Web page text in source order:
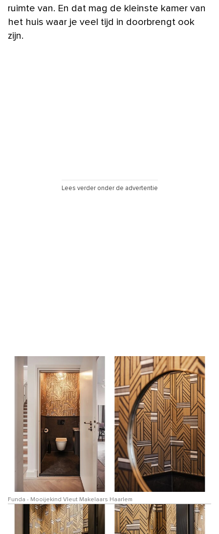
ruimte van. En dat mag de kleinste kamer van
het huis waar je veel tijd in doorbrengt ook
zijn.
Lees verder onder de advertentie
Funda - Mooijekind Vleut Makelaars Haarlem